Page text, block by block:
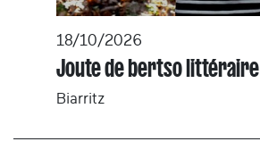
18/10/2026
Joute de bertso littéraire
Biarritz